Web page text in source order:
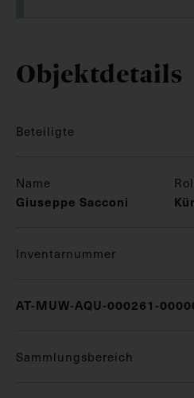
Objektdetails
Beteiligte
Name
Giuseppe Sacconi
Inventarnummer
AT-MUW-AQU-000261-
Sammlungsbereich